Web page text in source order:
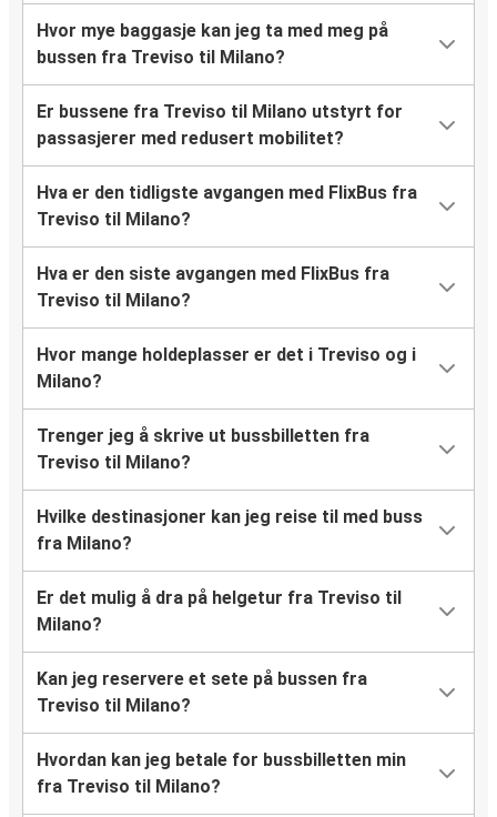
Hvor mye baggasje kan jeg ta med meg på
bussen fra Treviso til Milano?
Er bussene fra Treviso til Milano utstyrt for
passasjerer med redusert mobilitet?
Hva er den tidligste avgangen med FlixBus fra
Treviso til Milano?
Hva er den siste avgangen med FlixBus fra
Treviso til Milano?
Hvor mange holdeplasser er det i Treviso og i
Milano?
Trenger jeg å skrive ut bussbilletten fra
Treviso til Milano?
Hvilke destinasjoner kan jeg reise til med buss
fra Milano?
Er det mulig å dra på helgetur fra Treviso til
Milano?
Kan jeg reservere et sete på bussen fra
Treviso til Milano?
Hvordan kan jeg betale for bussbilletten min
fra Treviso til Milano?